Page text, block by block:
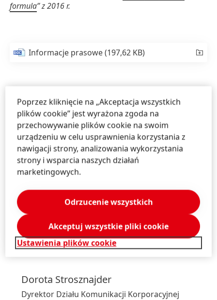
formula” z 2016 r.
Informacje prasowe(197,62 KB)
Dorota Strosznajder
Dyrektor Działu Komunikacji Korporacyjnej
Poprzez kliknięcie na „Akceptacja wszystkich
plików cookie” jest wyrażona zgoda na
przechowywanie plików cookie na swoim
urządzeniu w celu usprawnienia korzystania z
nawigacji strony, analizowania wykorzystania
strony i wsparcia naszych działań
marketingowych.
Ustawienia plików cookie
Odrzucenie wszystkich
Akceptuj wszystkie pliki cookie